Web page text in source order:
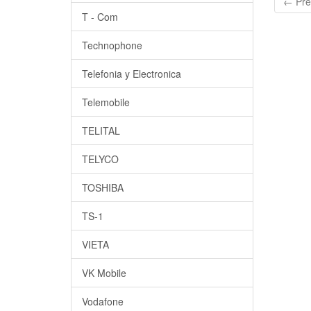
T - Com
Technophone
Telefonia y Electronica
Telemobile
TELITAL
TELYCO
TOSHIBA
TS-1
VIETA
VK Mobile
Vodafone